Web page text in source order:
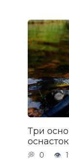
Три
оснасток
0